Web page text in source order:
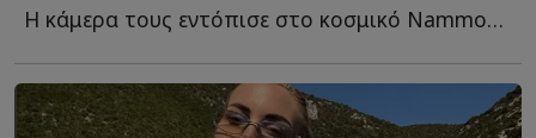
Η κάμερα τους εντόπισε στο κοσμικό Nammos που συγκεντρώνει π...